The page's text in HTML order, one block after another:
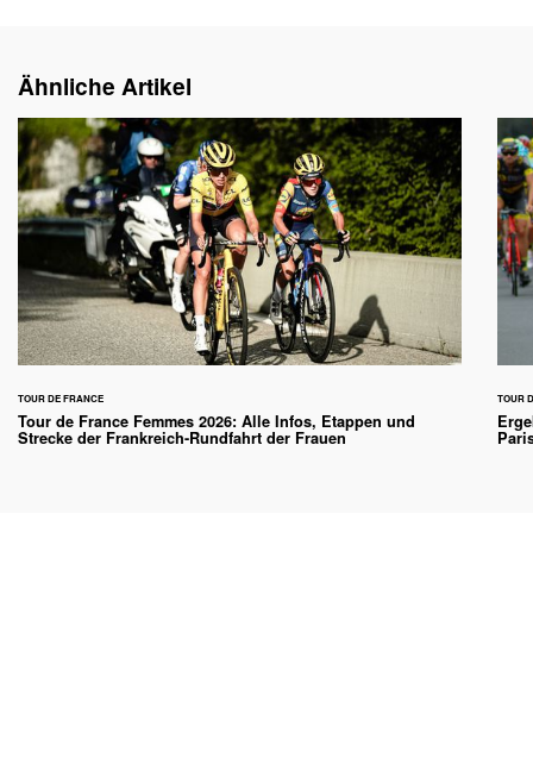
Ähnliche Artikel
TOUR DE FRANCE
Tour de France Femmes 2026: Alle Infos, Etappen und
Strecke der Frankreich-Rundfahrt der Frauen
TOUR